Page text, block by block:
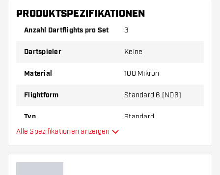
Probieren Sie eine andere Form, ein anderes
Material oder eine andere Dicke der Flights aus,
um herauszufinden, welche Variante am besten
PRODUKTSPEZIFIKATIONEN
Anzahl Dartflights pro Set 3
Dartspieler Keine
Material 100 Mikron
Flightform Standard 6 (NO6)
Typ Standard
Zusätzliche Farben
Alle Spezifikationen anzeigen